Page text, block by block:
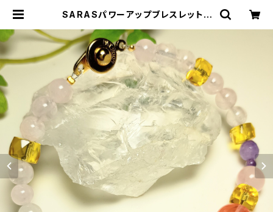
SARASパワーアップブレスレット |